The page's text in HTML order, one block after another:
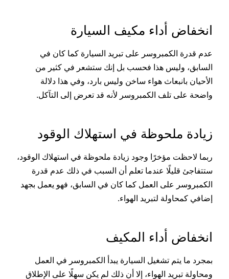
انخفاض أداء مكيف السيارة
عدم قدرة الكمبروسر على تبريد السيارة كما كان في
السابق، وليس هذا فحسب بل إنك ستشعر في كثير من
الأحيان بانبعاث هواء ساخن وليس بارد، وفي هذا دلالة
واضحة على تلف الكمبروسر لأنه قد تعرض إلى التآكل.
زيادة ملحوظة في استهلاك الوقود
ربما لاحظت مؤخرًا وجود زيادة ملحوظة في استهلاك الوقود،
ستتفاجئ قليلًا عندما تعلم أن السبب في ذلك عدم قدرة
الكمبروسر على العمل كما كان في السابق، فهو يعمل بجهد
إضافي كمحاولة لتبريد الهواء.
انخفاض أداء المكيف
بمجرد ما يتم تشغيل السيارة يبدأ الكمبروسر في العمل
ومحاولة تبريد الهواء، إلا أن ذلك لم يكن سهلًا على الإطلاق